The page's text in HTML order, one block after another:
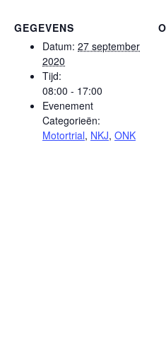
GEGEVENS
Datum: 27 september
2020
Tijd:
08:00 - 17:00
Evenement
Categorieën:
Motortrial, NKJ, ONK